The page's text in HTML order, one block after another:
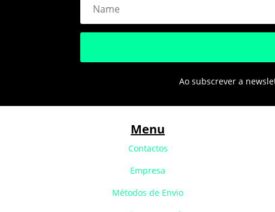
Ao subscrever a
Menu
Contactos
Empresa
Métodos de Envio